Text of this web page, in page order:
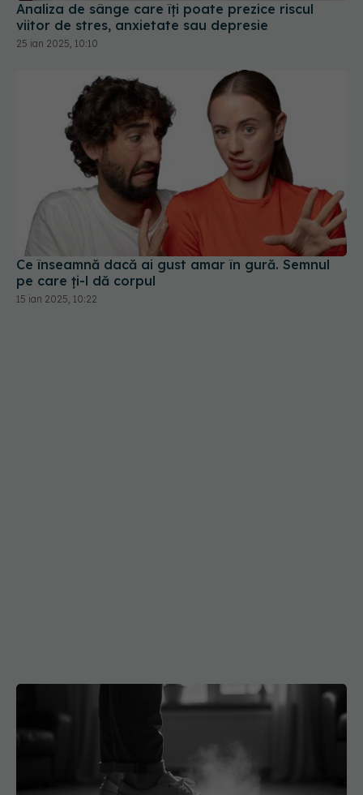
Analiza de sânge care îți poate prezice riscul
viitor de stres, anxietate sau depresie
25 ian 2025, 10:10
Ce înseamnă dacă ai gust amar în gură. Semnul
pe care ți-l dă corpul
15 ian 2025, 10:22